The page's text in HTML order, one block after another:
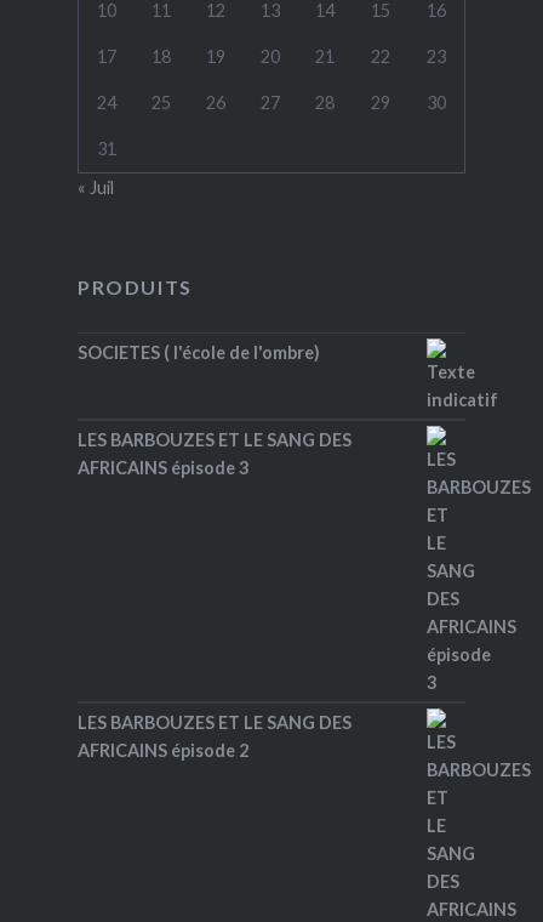
10 11 12 13 14 15 16
17 18 19 20 21 22 23
24 25 26 27 28 29 30
31
« Juil
PRODUITS
SOCIETES ( l'école de l'ombre)
LES BARBOUZES ET LE SANG DES
AFRICAINS épisode 3
LES BARBOUZES ET LE SANG DES
AFRICAINS épisode 2